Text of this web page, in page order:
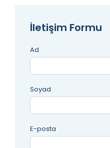
İletişim Formu
Ad
Soyad
E-posta